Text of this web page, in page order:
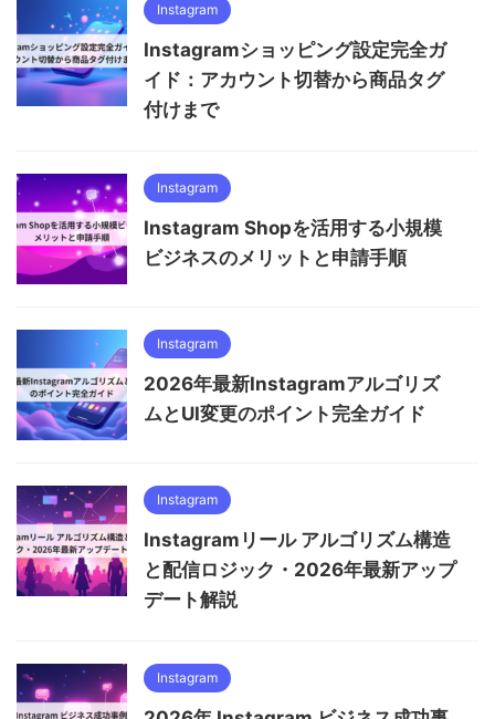
Instagram
Instagramショッピング設定完全ガ
イド：アカウント切替から商品タグ
付けまで
Instagram
Instagram Shopを活用する小規模
ビジネスのメリットと申請手順
Instagram
2026年最新Instagramアルゴリズ
ムとUI変更のポイント完全ガイド
Instagram
Instagramリール アルゴリズム構造
と配信ロジック・2026年最新アップ
デート解説
Instagram